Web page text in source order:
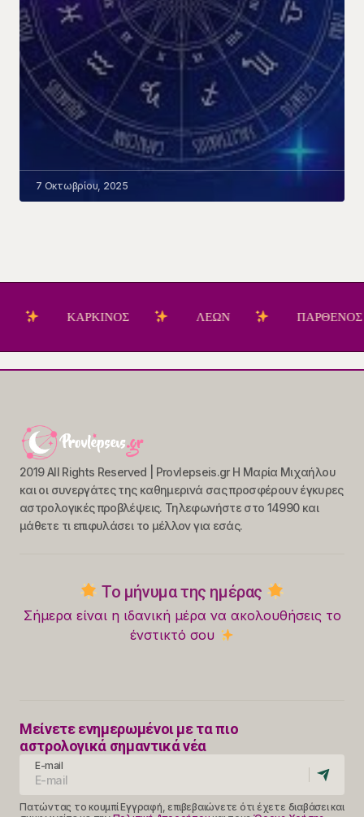
7 Οκτωβρίου, 2025
ΚΑΡΚΙΝΟΣ ΛΕΩΝ ΠΑΡΘΕΝΟΣ
2019 All Rights Reserved | Provlepseis.gr Η Μαρία Μιχαήλου
και οι συνεργάτες της καθημερινά σας προσφέρουν έγκυρες
αστρολογικές προβλέψεις. Τηλεφωνήστε στο 14990 και
μάθετε τι επιφυλάσει το μέλλον για εσάς.
Το μήνυμα της ημέρας
Σήμερα είναι η ιδανική μέρα να ακολουθήσεις το
ένστικτό σου
Μείνετε ενημερωμένοι με τα πιο
αστρολογικά σημαντικά νέα
E-mail
Πατώντας το κουμπί Εγγραφή, επιβεβαιώνετε ότι έχετε διαβάσει και